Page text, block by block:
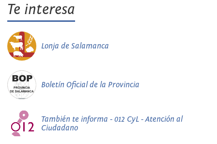
Te interesa
Lonja de Salamanca
Boletín Oficial de la Provincia
También te informa - 012 CyL - Atención al
Ciudadano